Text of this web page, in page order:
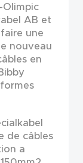
Olimpic
AB et
une
nouveau
en
de câbles
a